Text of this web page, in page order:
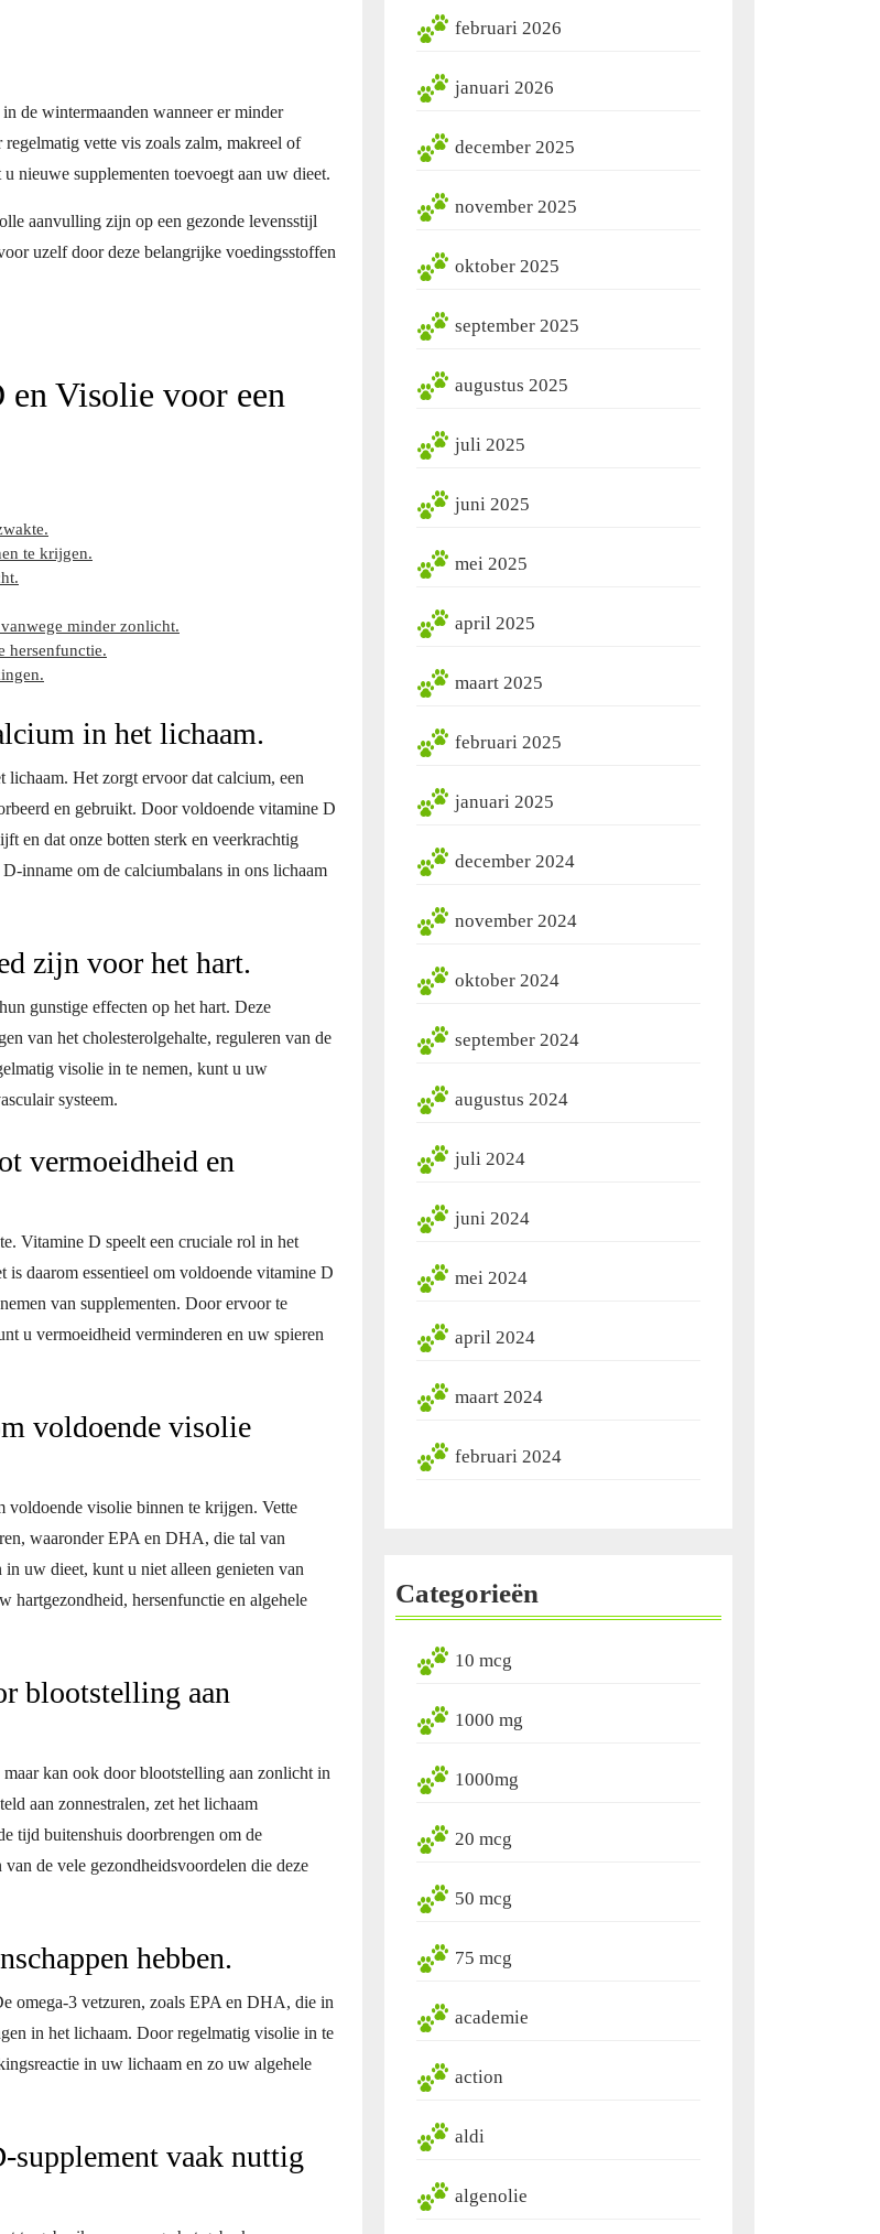
de wintermaanden wanneer er minder
vette vis zoals zalm, makreel of
nieuwe supplementen toevoegt aan uw dieet.
aanvulling zijn op een gezonde levensstijl
uzelf door deze belangrijke voedingsstoffen
Visolie voor een
te krijgen.
minder zonlicht.
hersenfunctie.
in het lichaam.
lichaam. Het zorgt ervoor dat calcium, een
en gebruikt. Door voldoende vitamine D
en dat onze botten sterk en veerkrachtig
inname om de calciumbalans in ons lichaam
zijn voor het hart.
gunstige effecten op het hart. Deze
van het cholesterolgehalte, reguleren van de
visolie in te nemen, kunt u uw
systeem.
vermoeidheid en
Vitamine D speelt een cruciale rol in het
is daarom essentieel om voldoende vitamine D
van supplementen. Door ervoor te
u vermoeidheid verminderen en uw spieren
voldoende visolie
voldoende visolie binnen te krijgen. Vette
waaronder EPA en DHA, die tal van
uw dieet, kunt u niet alleen genieten van
hartgezondheid, hersenfunctie en algehele
blootstelling aan
kan ook door blootstelling aan zonlicht in
aan zonnestralen, zet het lichaam
tijd buitenshuis doorbrengen om de
de vele gezondheidsvoordelen die deze
hebben.
omega-3 vetzuren, zoals EPA en DHA, die in
in het lichaam. Door regelmatig visolie in te
in uw lichaam en zo uw algehele
supplement vaak nuttig
februari 2026
januari 2026
december 2025
november 2025
oktober 2025
september 2025
augustus 2025
juli 2025
juni 2025
mei 2025
april 2025
maart 2025
februari 2025
januari 2025
december 2024
november 2024
oktober 2024
september 2024
augustus 2024
juli 2024
juni 2024
mei 2024
april 2024
maart 2024
februari 2024
Categorieën
10 mcg
1000 mg
1000mg
20 mcg
50 mcg
75 mcg
academie
action
aldi
algenolie